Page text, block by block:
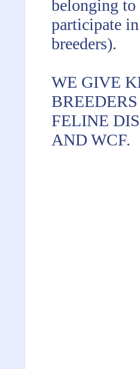
belonging to
participate
breeders).
WE GIVE
FELINE
AND WCF.